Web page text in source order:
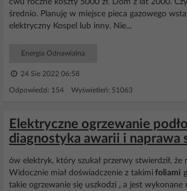
cwu roczne koszty 5000 zł. Dom z lat 2000.
średnio. Planuję w miejsce pieca gazowego
elektryczny Kospel lub inny. Nie...
Energia Odnawialna
24 Sie 2022 06:58
Odpowiedzi: 154 Wyświetleń: 51063
Elektryczne ogrzewanie
diagnostyka awarii i naprawa
ów elektryk, który szukał przerwy stwierdził, że
Widocznie miał doświadczenie z takimi foliami
takie ogrzewanie się uszkodzi , a jest